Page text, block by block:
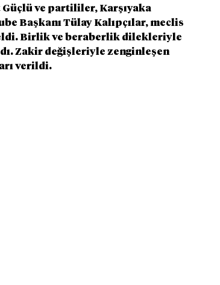
ve partililer, Karşıyaka
Başkanı Tülay Kalıpçılar, meclis
Birlik ve beraberlik dilekleriyle
Zakir değişleriyle zenginleşen
verildi.